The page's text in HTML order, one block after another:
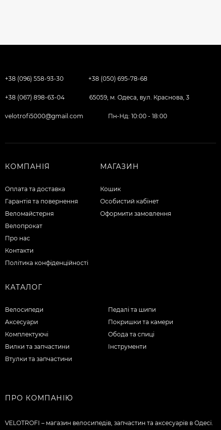
+38 (096) 558-93-30 +38 (050) 695-78-68
+38 (067) 898-63-04 65059, м. Одеса, вул. Краснова, 3
velotrofi5000@gmail.com Пн-Нд: 10:00 - 18:00
КОМПАНІЯ
Оплата та доставка
Гарантія та повернення
Веломайстерня
Велопрокат
Про нас
Контакти
Політика конфіденційності
МАГАЗИН
Кошик
Особистий кабінет
Оформити замовлення
КАТАЛОГ
Велосипеди
Аксесуари
Комплектуючі
Вилки та запчастини
Втулки та запчастини
Педалі та шипи
Покришки та камери
Обода та спиці
Інструменти
ПРО КОМПАНІЮ
VELOTROFI – магазин велосипедів, запчастин та аксесуарів в Одесі.